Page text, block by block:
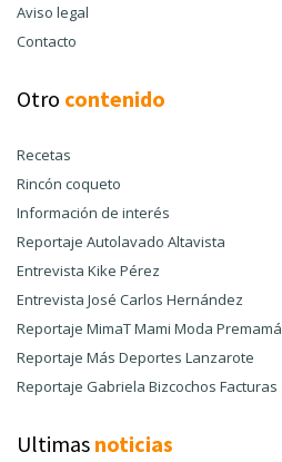
Aviso legal
Contacto
Otro contenido
Recetas
Rincón coqueto
Información de interés
Reportaje Autolavado Altavista
Entrevista Kike Pérez
Entrevista José Carlos Hernández
Reportaje MimaT Mami Moda Premamá
Reportaje Más Deportes Lanzarote
Reportaje Gabriela Bizcochos Facturas
Ultimas noticias